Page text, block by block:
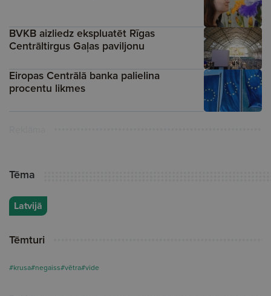
BVKB aizliedz ekspluatēt Rīgas
Centrāltirgus Gaļas paviljonu
Eiropas Centrālā banka palielina
procentu likmes
Tēma
Latvijā
Tēmturi
#krusa#negaiss#vētra#vide